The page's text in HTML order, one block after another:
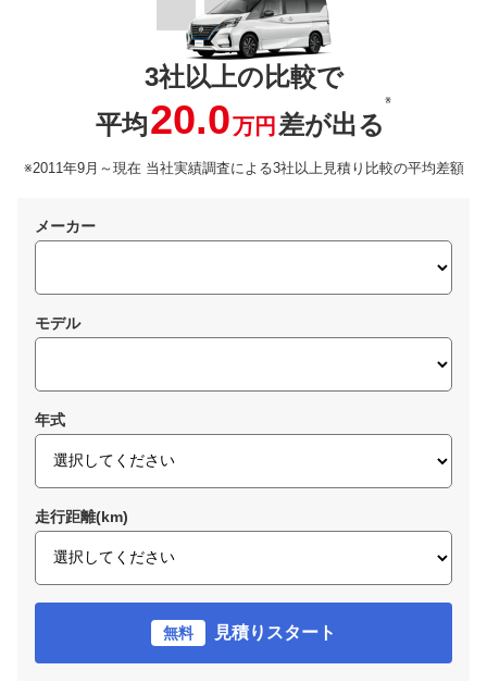
3社以上の比較で
平均20.0万円 差が出る
※
※2011年9月～現在 当社実績調査による3社以上見積り比較の平均差額
メーカー
モデル
年式
走行距離(km)
無料 見積りスタート